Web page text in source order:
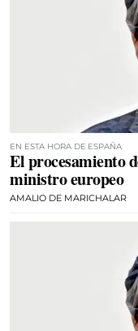
EN ESTA HORA DE ESPAÑA
El procesamiento
ministro europeo
AMALIO DE MARICHALAR